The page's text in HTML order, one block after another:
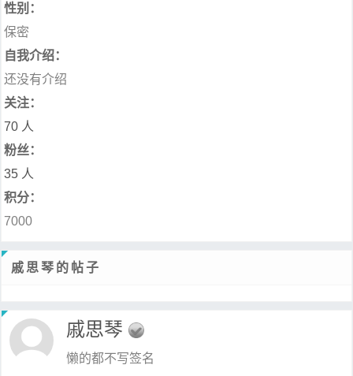
性别：
保密
自我介绍：
还没有介绍
关注：
70 人
粉丝：
35 人
积分：
7000
戚思琴的帖子
戚思琴
懒的都不写签名